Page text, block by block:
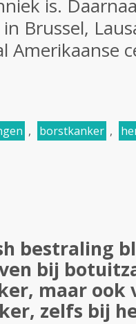
is.
Brussel,
Amerikaanse
, borstkanker ,
bestraling
bij
maar ook
zelfs bij